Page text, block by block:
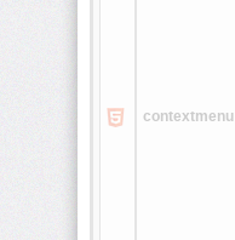
<iframe> contextmenu